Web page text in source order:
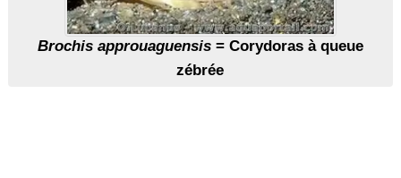
Brochis approuaguensis= Corydoras à queue
zébrée